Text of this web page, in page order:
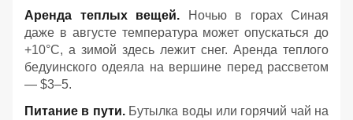
Аренда теплых вещей. Ночью в горах Синая
даже в августе температура может опускаться до
+10°C, а зимой здесь лежит снег. Аренда теплого
бедуинского одеяла на вершине перед рассветом
— $3–5.
Питание в пути.Бутылка воды или горячий чай на